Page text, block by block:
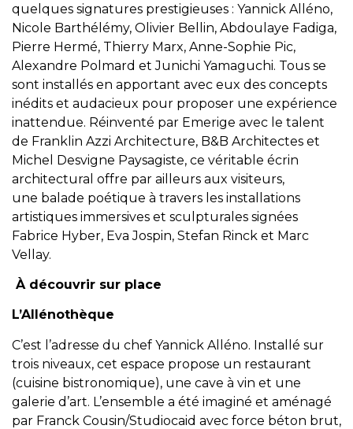
quelques signatures prestigieuses : Yannick Alléno,
Nicole Barthélémy, Olivier Bellin, Abdoulaye Fadiga,
Pierre Hermé, Thierry Marx, Anne-Sophie Pic,
Alexandre Polmard et Junichi Yamaguchi. Tous se
sont installés en apportant avec eux des concepts
inédits et audacieux pour proposer une expérience
inattendue. Réinventé par Emerige avec le talent
de Franklin Azzi Architecture, B&B Architectes et
Michel Desvigne Paysagiste, ce véritable écrin
architectural offre par ailleurs aux visiteurs,
une balade poétique à travers les installations
artistiques immersives et sculpturales signées
Fabrice Hyber, Eva Jospin, Stefan Rinck et Marc
Vellay.
À découvrir sur place
L’Allénothèque
C’est l’adresse du chef Yannick Alléno. Installé sur
trois niveaux, cet espace propose un restaurant
(cuisine bistronomique), une cave à vin et une
galerie d’art. L’ensemble a été imaginé et aménagé
par Franck Cousin/Studiocaid avec force béton brut,